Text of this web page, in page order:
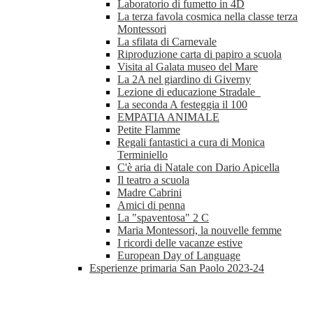
Laboratorio di fumetto in 4D
La terza favola cosmica nella classe terza
Montessori
La sfilata di Carnevale
Riproduzione carta di papiro a scuola
Visita al Galata museo del Mare
La 2A nel giardino di Giverny
Lezione di educazione Stradale
La seconda A festeggia il 100
EMPATIA ANIMALE
Petite Flamme
Regali fantastici a cura di Monica
Terminiello
C'è aria di Natale con Dario Apicella
Il teatro a scuola
Madre Cabrini
Amici di penna
La "spaventosa" 2 C
Maria Montessori, la nouvelle femme
I ricordi delle vacanze estive
European Day of Language
Esperienze primaria San Paolo 2023-24